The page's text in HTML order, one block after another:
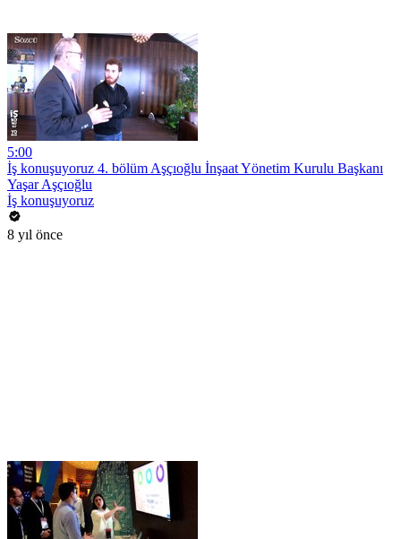
5:00
İş konuşuyoruz 4. bölüm Aşçıoğlu İnşaat Yönetim Kurulu Başkanı
Yaşar Aşçıoğlu
İş konuşuyoruz
8 yıl önce